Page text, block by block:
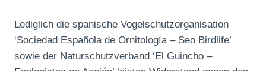
Lediglich die spanische Vogelschutzorganisation
‘Sociedad Española de Ornitología – Seo Birdlife’
sowie der Naturschutzverband ‘El Guincho –